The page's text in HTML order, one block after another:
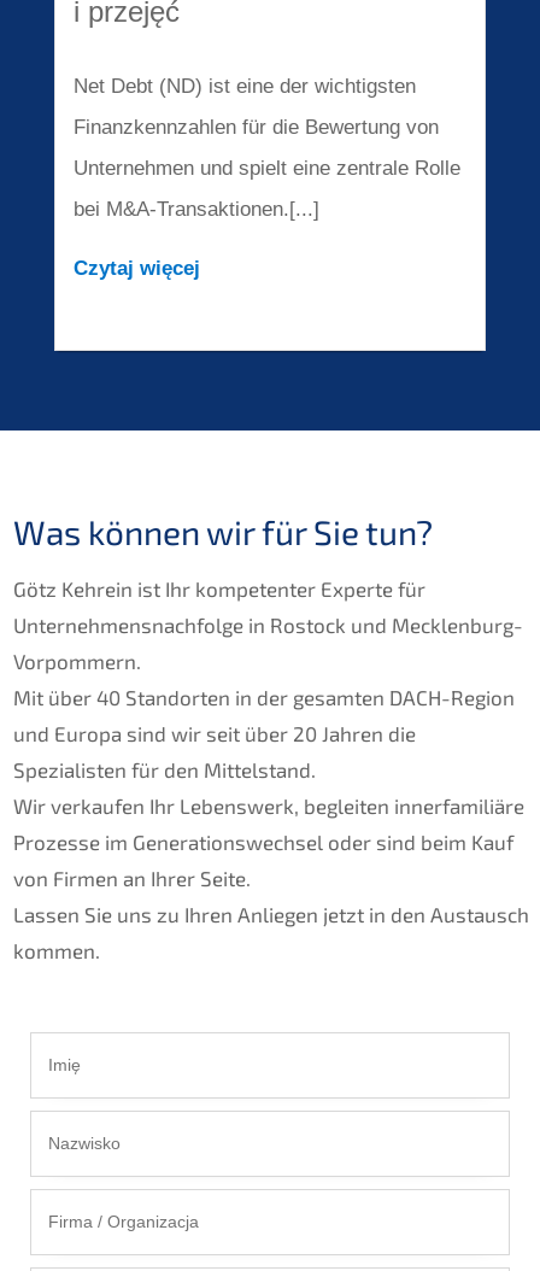
i przejęć
Net Debt (ND) ist eine der wichtigsten
Finanzkennzahlen für die Bewertung von
Unternehmen und spielt eine zentrale Rolle
bei M&A-Transaktionen.[...]
Czytaj więcej
Was können wir für Sie tun?
Götz Kehrein ist Ihr kompetenter Experte für
Unternehmensnachfolge in Rostock und Mecklenburg-
Vorpommern.
Mit über 40 Standorten in der gesamten DACH-Region
und Europa sind wir seit über 20 Jahren die
Spezialisten für den Mittelstand.
Wir verkaufen Ihr Lebenswerk, begleiten innerfamiliäre
Prozesse im Generationswechsel oder sind beim Kauf
von Firmen an Ihrer Seite.
Lassen Sie uns zu Ihren Anliegen jetzt in den Austausch
kommen.